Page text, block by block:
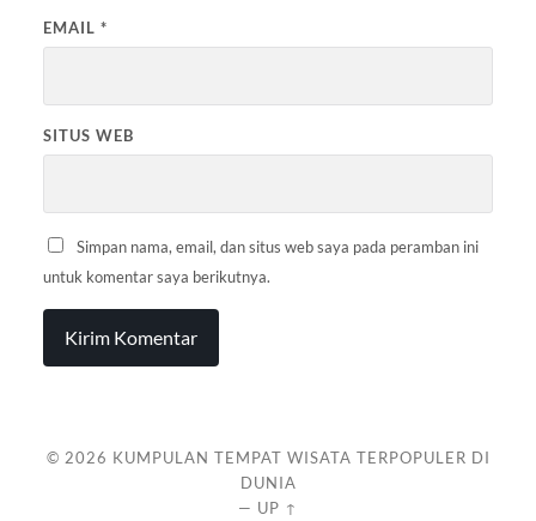
EMAIL *
SITUS WEB
Simpan nama, email, dan situs web saya pada peramban ini
untuk komentar saya berikutnya.
© 2026 KUMPULAN TEMPAT WISATA TERPOPULER DI
DUNIA
— UP ↑